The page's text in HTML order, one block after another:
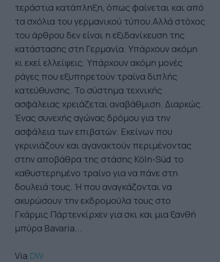
τεράστια κατάπληξη, όπως φαίνεται και από
τα σχόλια του γερμανικού τύπου.Αλλά στόχος
του άρθρου δεν είναι η εξιδανίκευση της
κατάστασης στη Γερμανία. Υπάρχουν ακόμη
κι εκεί ελλείψεις. Υπάρχουν ακόμη μονές
ράγες που εξυπηρετούν τραίνα διπλής
κατεύθυνσης. Το σύστημα τεχνικής
ασφάλειας χρειάζεται αναβάθμιση. Διαρκώς.
Ένας συνεχής αγώνας δρόμου για την
ασφάλεια των επιβατών. Εκείνων που
γκρινιάζουν και αγανακτούν περιμένοντας
στην αποβάθρα της στάσης Köln-Süd το
καθυστερημένο τραίνο για να πάνε στη
δουλειά τους. Ή που αναγκάζονται να
ακυρώσουν την εκδρομούλα τους στο
Γκάρμις Πάρτενκίρχεν για σκι και μια ξανθή
μπύρα Bavaria...
Via DW